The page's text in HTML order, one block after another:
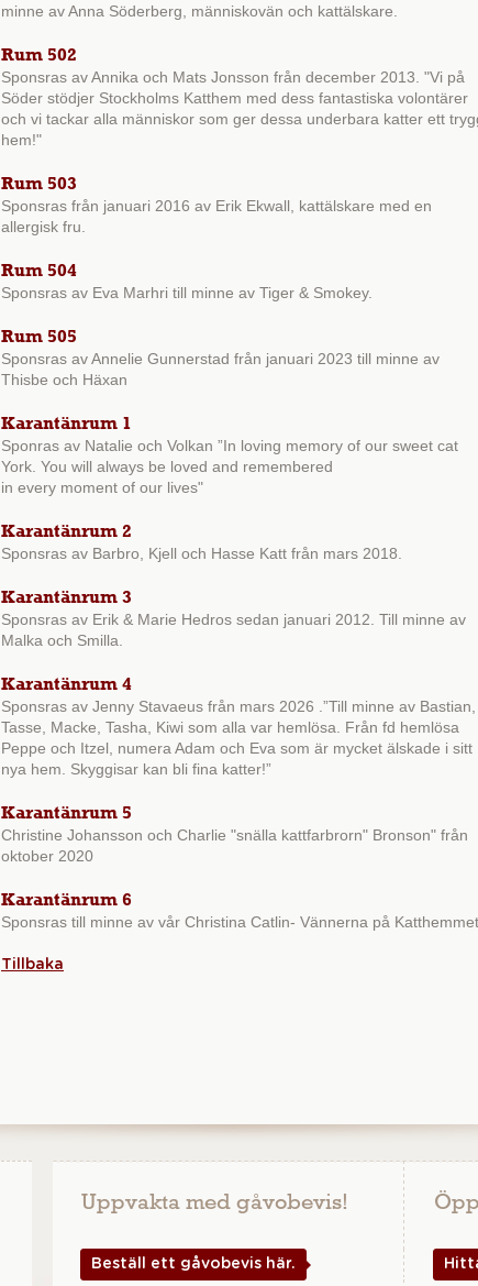
minne av Anna Söderberg, människovän och kattälskare.
Rum 502
Sponsras av Annika och Mats Jonsson från december 2013. "Vi på
Söder stödjer Stockholms Katthem med dess fantastiska volontärer
och vi tackar alla människor som ger dessa underbara katter ett
hem!"
Rum 503
Sponsras från januari 2016 av Erik Ekwall, kattälskare med en
allergisk fru.
Rum 504
Sponsras av Eva Marhri till minne av Tiger & Smokey.
Rum 505
Sponsras av Annelie Gunnerstad från januari 2023 till minne av
Thisbe och Häxan
Karantänrum 1
Sponras av Natalie och Volkan ”In loving memory of our sweet cat
York. You will always be loved and remembered
in every moment of our lives"
Karantänrum 2
Sponsras av Barbro, Kjell och Hasse Katt från mars 2018.
Karantänrum 3
Sponsras av Erik & Marie Hedros sedan januari 2012. Till minne av
Malka och Smilla.
Karantänrum 4
Sponsras av Jenny Stavaeus från mars 2026 .”Till minne av Bastian,
Tasse, Macke, Tasha, Kiwi som alla var hemlösa. Från fd hemlösa
Peppe och Itzel, numera Adam och Eva som är mycket älskade i sitt
nya hem. Skyggisar kan bli fina katter!”
Karantänrum 5
Christine Johansson och Charlie "snälla kattfarbrorn" Bronson" från
oktober 2020
Karantänrum 6
Sponsras till minne av vår Christina Catlin- Vännerna på
Tillbaka
Uppvakta med gåvobevis!
Beställ ett gåvobevis här.